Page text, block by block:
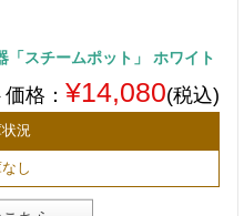
スチームポット」 ホワイト
格： ¥14,080(税込)
況
し